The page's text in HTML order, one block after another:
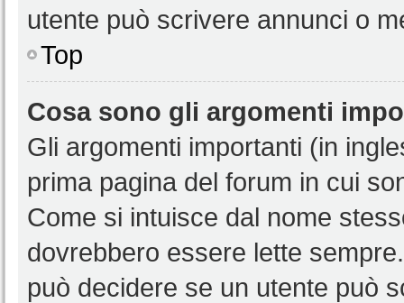
utente può scrivere annunci o
Top
Cosa sono gli argomenti
Gli argomenti importanti (in
prima pagina del forum in cui
Come si intuisce dal nome
dovrebbero essere lette
può decidere se un utente può